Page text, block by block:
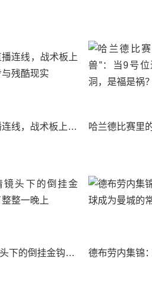
内马尔直播连线，战术板上的桑巴舞步与残酷现实
C罗高清镜头下的倒挂金钩，我看了整整一晚上